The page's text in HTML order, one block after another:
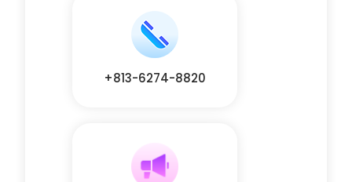
+813-6274-8820